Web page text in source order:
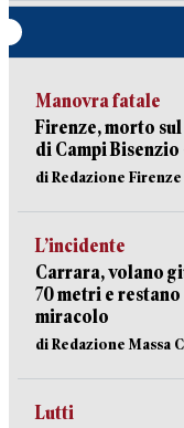
Manovra fatale
Firenze, morto
di Campi
di Redazione Firenze
L’incidente
Carrara, volano
70 metri e
miracolo
di Redazione Massa
Lutti